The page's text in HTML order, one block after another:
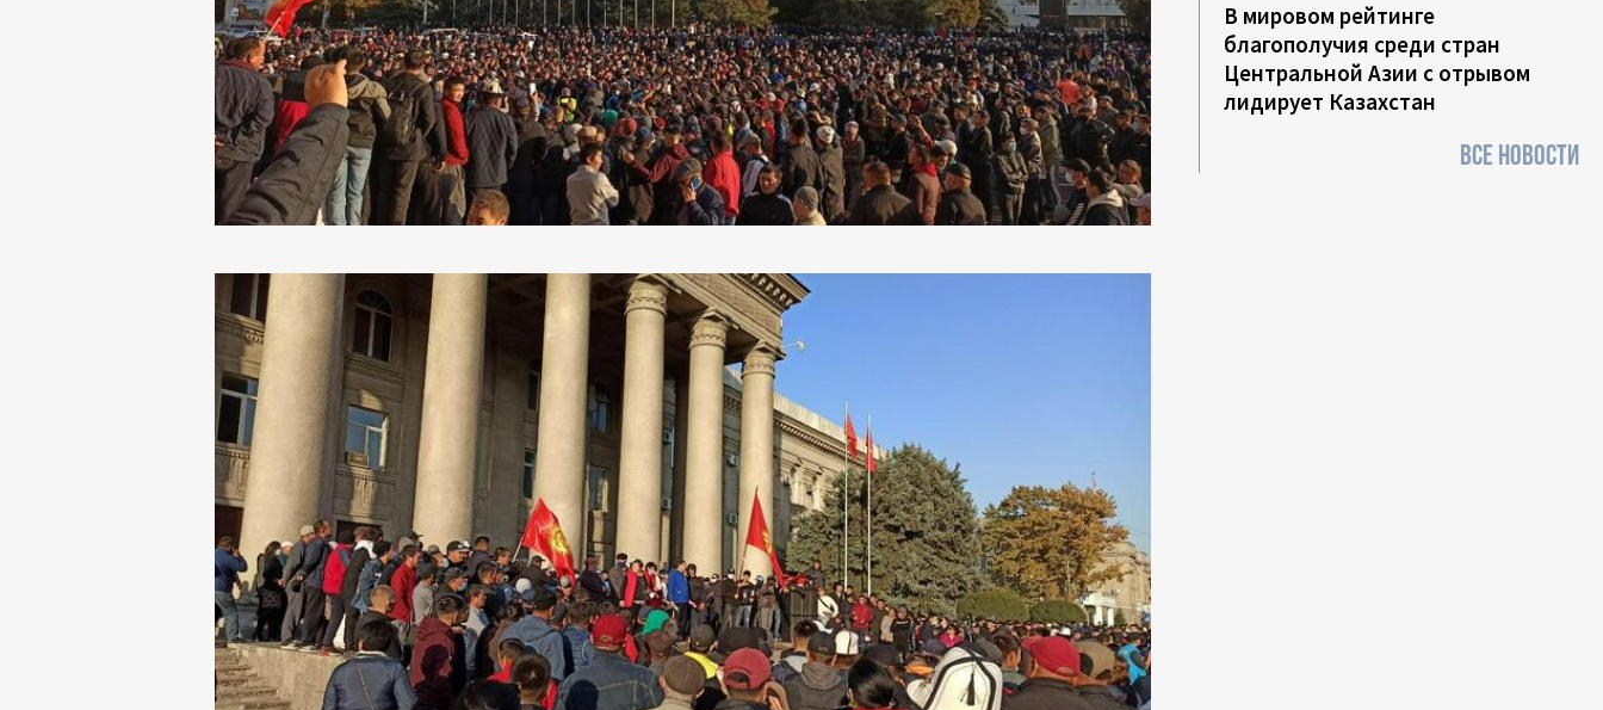
В мировом рейтинге
благополучия среди стран
Центральной Азии с отрывом
лидирует Казахстан
ВСЕ НОВОСТИ